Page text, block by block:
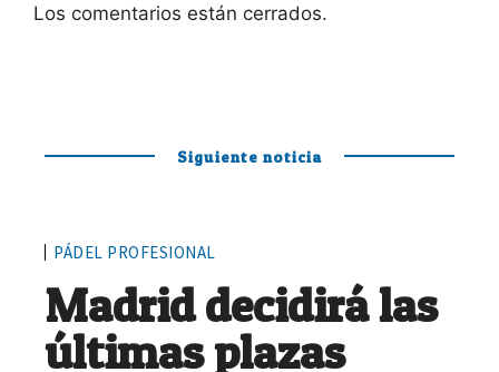
Los comentarios están cerrados.
Siguiente noticia
PÁDEL PROFESIONAL
Madrid decidirá las
últimas plazas